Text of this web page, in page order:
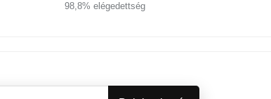
98,8% elégedettség